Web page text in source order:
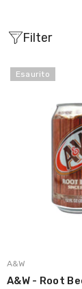
Filter
Esaurito
MARCA:
A&W
A&W - Root